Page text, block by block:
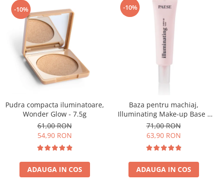
-10%
Pudra compacta iluminatoare,
Wonder Glow - 7.5g
61,00 RON
54,90 RON
ADAUGA IN COS
-10%
Baza pentru machiaj,
Illuminating Make-up Base -
30ml
71,00 RON
63,90 RON
ADAUGA IN COS